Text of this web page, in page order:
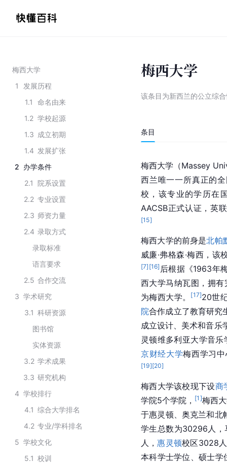
梅西大学
1
发展历程
1.1
命名由来
1.2 学校起源
1.3 成立初期
1.4 发展扩张
2 办学条件
2.1 院系设置
2.2 专业设置
2.3 师资力量
2.4 录取方式
录取标准
语言要求
2.5 合作交流
3 学术研究
3.1 科研资源
图书馆
实体资源
3.2 学术成果
3.3 研究机构
4 学校排行
4.1 综合大学排名
4.2 专业/学科排名
5 学校文化
5.1 校训
梅西大学
该条目为新西兰的公立综
条目
梅西大学（Massey
西兰唯一一所真正的
校，该专业的学历在
AACSB正式认证，英
[15]
梅西大学的前身是北帕
威廉·弗格森·梅西，
[7] [16] 后根据《1963年
西大学马纳瓦图，拥
为梅西大学。
[17]20世
院合作成立了教育研究
成立设计、美术和音
灵顿维多利亚大学音
京财经大学梅西学习
[19][20]
梅西大学该校现下设商
学院5个学院， [1 ]梅西
于惠灵顿、奥克兰和北
学生总数为30296人
人，惠灵顿校区3028
本科学士学位、硕士学